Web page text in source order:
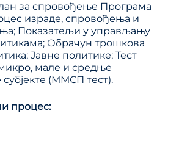
за спровођење Програма
израде, спровођења и
Показатељи у управљању
Обрачун трошкова
Јавне политике; Тест
мале и средње
(ММСП тест).
процес: